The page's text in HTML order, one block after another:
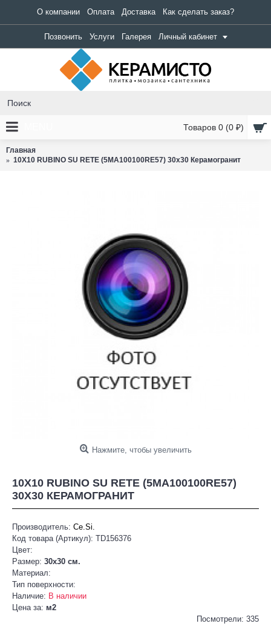
О компании Оплата Доставка Как сделать заказ?
Позвонить Услуги Галерея Личный кабинет
Товаров 0 (0 ₽)
Главная
10X10 RUBINO SU RETE (5MA100100RE57) 30x30 Керамогранит
Нажмите, чтобы увеличить
10X10 RUBINO SU RETE (5MA100100RE57)
30X30 КЕРАМОГРАНИТ
Производитель: Ce.Si.
Код товара (Артикул): TD156376
Цвет:
Размер: 30x30 см.
Материал:
Тип поверхности:
Наличие: В наличии
Цена за: м2
Посмотрели: 335